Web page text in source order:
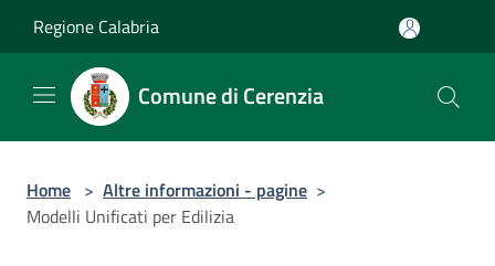
Regione Calabria
Comune di Cerenzia
Home > Altre informazioni - pagine >
Modelli Unificati per Edilizia